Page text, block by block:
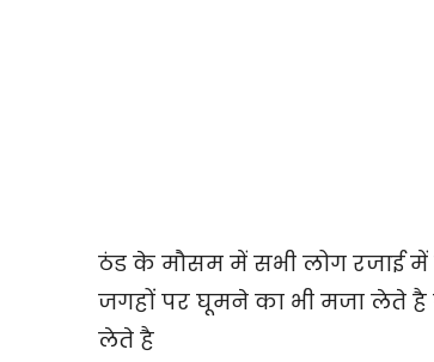
ठंड के मौसम में सभी लोग रजाई
जगहों पर घूमने का भी मजा लेते
लेते है